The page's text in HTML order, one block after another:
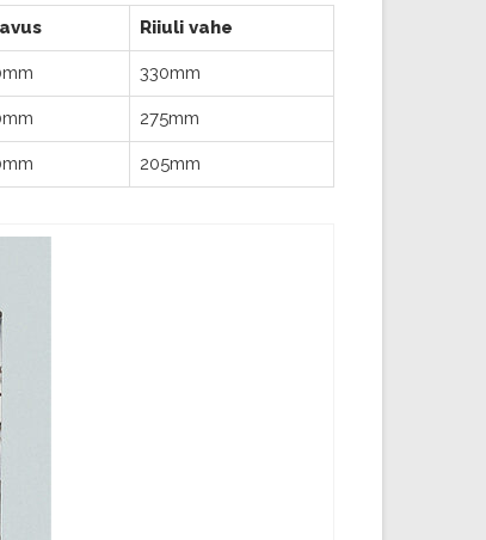
Riiuli vahe
330mm
275mm
205mm